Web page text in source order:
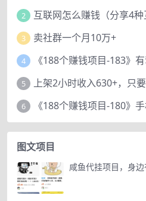
2 互联网怎么赚钱（分享4种
3 卖社群一个月10万+
4
5
6
图文项目
咸鱼代挂项目，身